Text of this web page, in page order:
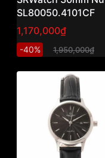
SL80050.4101CF
1,170,000₫
-40% 1,950,000₫